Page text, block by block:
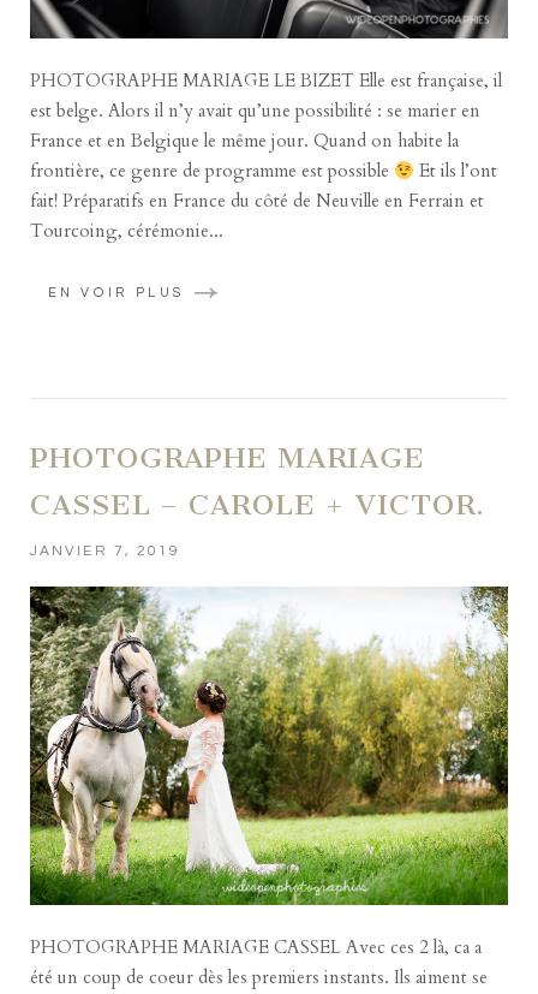
PHOTOGRAPHE MARIAGE LE BIZET Elle est française, il
est belge. Alors il n’y avait qu’une possibilité : se marier en
France et en Belgique le même jour. Quand on habite la
frontière, ce genre de programme est possible
Et ils l’ont
fait! Préparatifs en France du côté de Neuville en Ferrain et
Tourcoing, cérémonie...
EN VOIR PLUS
PHOTOGRAPHE MARIAGE
CASSEL – CAROLE + VICTOR.
JANVIER 7, 2019
PHOTOGRAPHE MARIAGE CASSEL Avec ces 2 là, ca a
été un coup de coeur dès les premiers instants. Ils aiment se